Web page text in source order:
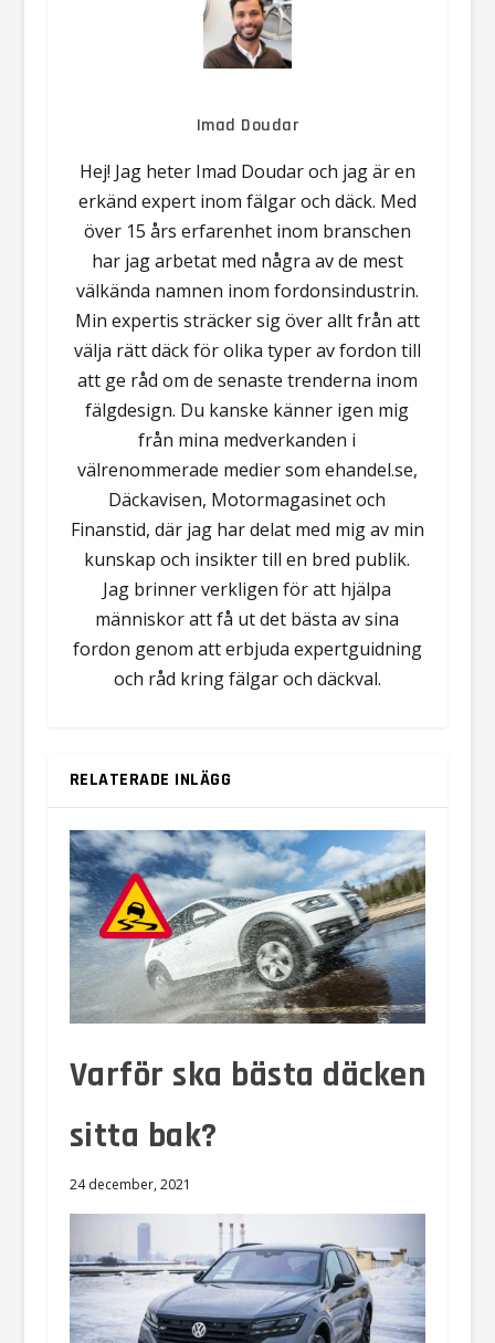
Imad Doudar
Hej! Jag heter Imad Doudar och jag är en
erkänd expert inom fälgar och däck. Med
över 15 års erfarenhet inom branschen
har jag arbetat med några av de mest
välkända namnen inom fordonsindustrin.
Min expertis sträcker sig över allt från att
välja rätt däck för olika typer av fordon till
att ge råd om de senaste trenderna inom
fälgdesign. Du kanske känner igen mig
från mina medverkanden i
välrenommerade medier som ehandel.se,
Däckavisen, Motormagasinet och
Finanstid, där jag har delat med mig av min
kunskap och insikter till en bred publik.
Jag brinner verkligen för att hjälpa
människor att få ut det bästa av sina
fordon genom att erbjuda expertguidning
och råd kring fälgar och däckval.
RELATERADE INLÄGG
Varför ska bästa däcken
sitta bak?
24 december, 2021